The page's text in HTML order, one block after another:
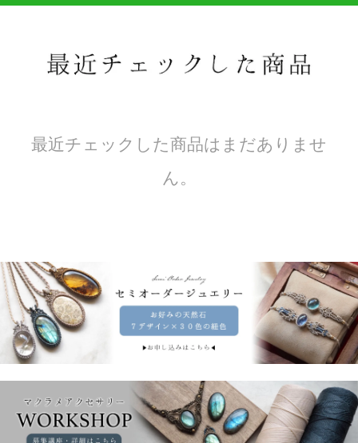
最近チェックした商品はまだありませ
ん。